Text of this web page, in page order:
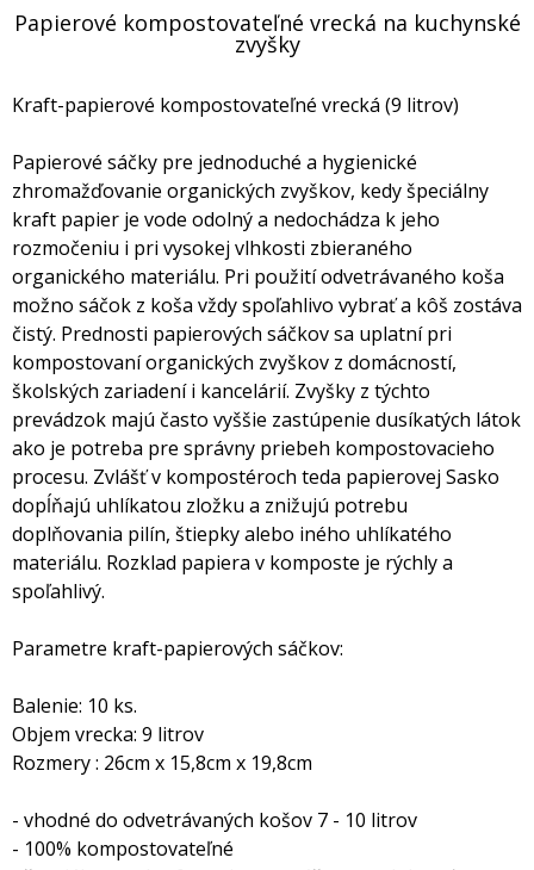
Papierové kompostovateľné vrecká na kuchynské
zvyšky
Kraft-papierové kompostovateľné vrecká (9 litrov)
Papierové sáčky pre jednoduché a hygienické
zhromažďovanie organických zvyškov, kedy špeciálny
kraft papier je vode odolný a nedochádza k jeho
rozmočeniu i pri vysokej vlhkosti zbieraného
organického materiálu. Pri použití odvetrávaného koša
možno sáčok z koša vždy spoľahlivo vybrať a kôš zostáva
čistý. Prednosti papierových sáčkov sa uplatní pri
kompostovaní organických zvyškov z domácností,
školských zariadení i kancelárií. Zvyšky z týchto
prevádzok majú často vyššie zastúpenie dusíkatých látok
ako je potreba pre správny priebeh kompostovacieho
procesu. Zvlášť v kompostéroch teda papierovej Sasko
dopĺňajú uhlíkatou zložku a znižujú potrebu
doplňovania pilín, štiepky alebo iného uhlíkatého
materiálu. Rozklad papiera v komposte je rýchly a
spoľahlivý.
Parametre kraft-papierových sáčkov:
Balenie: 10 ks.
Objem vrecka: 9 litrov
Rozmery : 26cm x 15,8cm x 19,8cm
- vhodné do odvetrávaných košov 7 - 10 litrov
- 100% kompostovateľné